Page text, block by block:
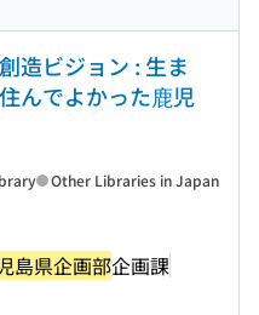
造ビジョン : 生ま
んでよかった鹿児
島県企画部企画課
Other Libraries in Japan